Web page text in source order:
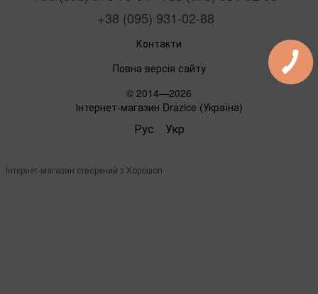
+38 (095) 931-02-88
Контакти
Повна версія сайту
© 2014—2026
Інтернет-магазин Drazice (Україна)
Рус Укр
Інтернет-магазин створений з Хорошоп